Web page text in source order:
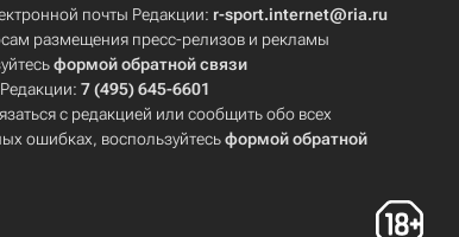
почты Редакции: r-sport.internet@ria.ru
размещения пресс-релизов и рекламы
формой обратной связи
7 (495) 645-6601
с редакцией или сообщить обо всех
ошибках, воспользуйтесьформой обратной